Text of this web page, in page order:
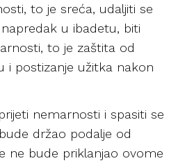
to je sreća, udaljiti se
u ibadetu, biti
to je zaštita od
i postizanje užitka nakon
nemarnosti i spasiti se
držao podalje od
ne bude priklanjao ovome